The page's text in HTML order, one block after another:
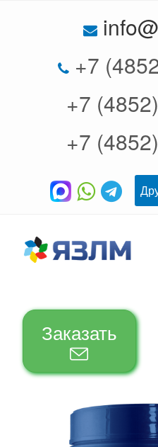
+7
+7
+7
Заказать